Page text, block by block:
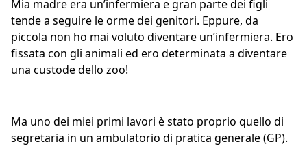
Mia madre era un’infermiera e gran parte dei figli
tende a seguire le orme dei genitori. Eppure, da
piccola non ho mai voluto diventare un’infermiera. Ero
fissata con gli animali ed ero determinata a diventare
una custode dello zoo!
Ma uno dei miei primi lavori è stato proprio quello di
segretaria in un ambulatorio di pratica generale (GP).